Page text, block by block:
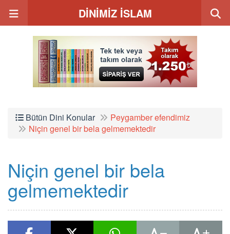
DİNİMİZ İSLAM
Bütün Dini Konular
Peygamber efendimiz
Niçin genel bir bela gelmemektedir
Niçin genel bir bela
gelmemektedir